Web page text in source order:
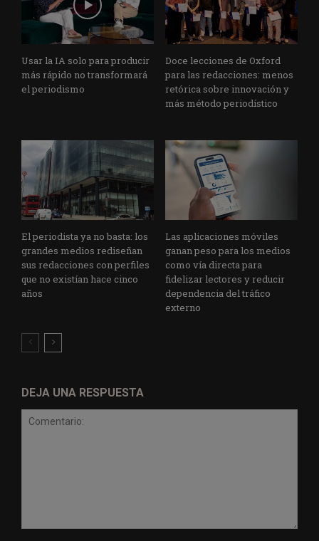
Usar la IA solo para producir
más rápido no transformará
el periodismo
Doce lecciones de Oxford
para las redacciones: menos
retórica sobre innovación y
más método periodístico
El periodista ya no basta: los
grandes medios rediseñan
sus redacciones con perfiles
que no existían hace cinco
años
Las aplicaciones móviles
ganan peso para los medios
como vía directa para
fidelizar lectores y reducir
dependencia del tráfico
externo
DEJA UNA RESPUESTA